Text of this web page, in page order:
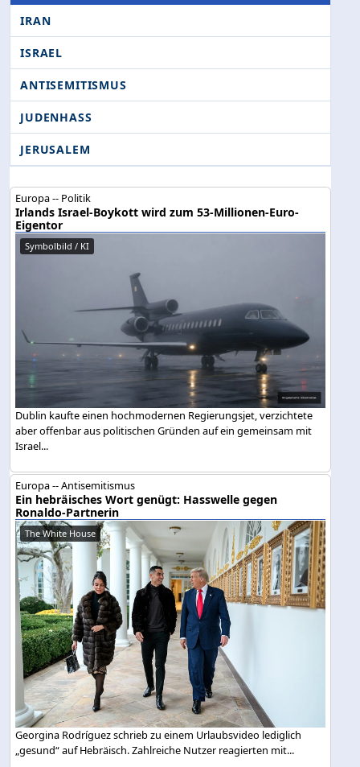
IRAN
ISRAEL
ANTISEMITISMUS
JUDENHASS
JERUSALEM
Europa -- Politik
Irlands Israel-Boykott wird zum 53-Millionen-Euro-
Eigentor
Symbolbild / KI
Dublin kaufte einen hochmodernen Regierungsjet, verzichtete
aber offenbar aus politischen Gründen auf ein gemeinsam mit
Israel...
Europa -- Antisemitismus
Ein hebräisches Wort genügt: Hasswelle gegen
Ronaldo-Partnerin
The White House
Georgina Rodríguez schrieb zu einem Urlaubsvideo lediglich
„gesund“ auf Hebräisch. Zahlreiche Nutzer reagierten mit...